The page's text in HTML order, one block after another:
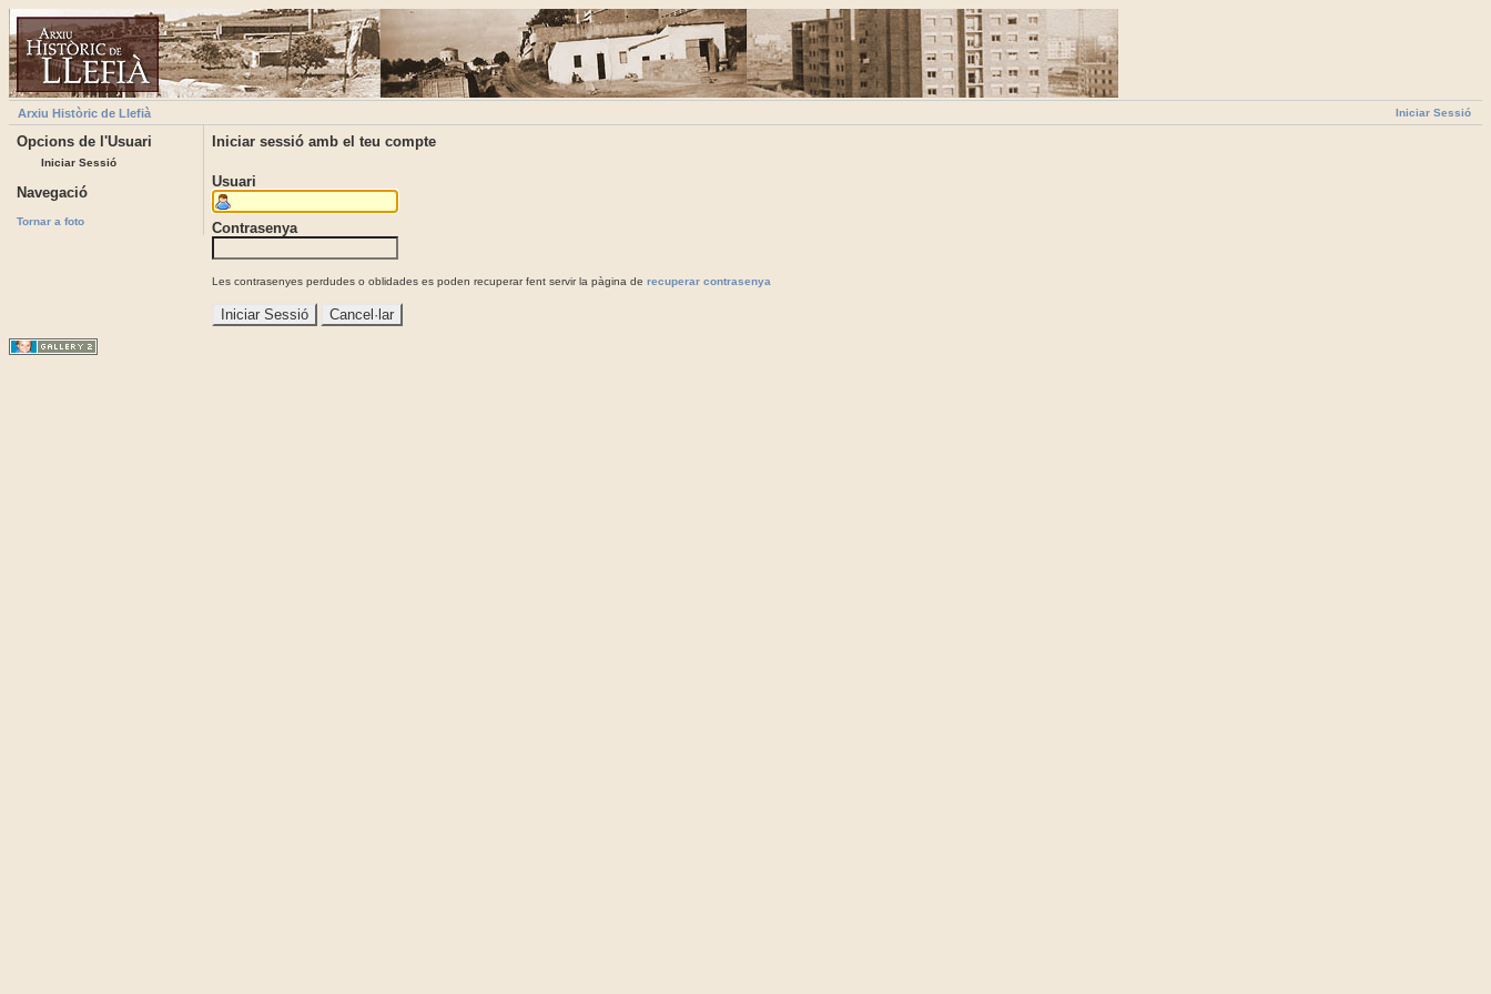
Iniciar Sessió
Arxiu Històric de Llefià
Opcions de l'Usuari
Iniciar Sessió
Navegació
Tornar a foto
Iniciar sessió amb el teu compte
Usuari
Contrasenya
Les contrasenyes perdudes o oblidades es poden recuperar fent servir la pàgina de recuperar contrasenya